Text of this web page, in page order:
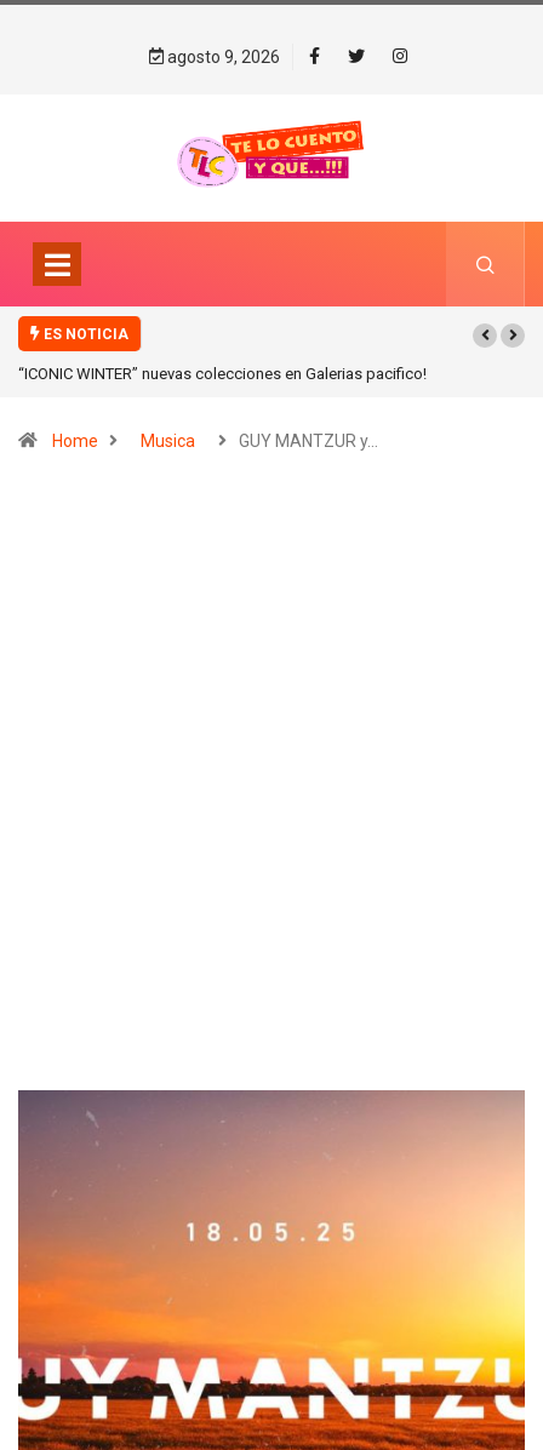
agosto 9, 2026
ES NOTICIA
“ICONIC WINTER” nuevas colecciones en Galerias pacifico!
Home Musica GUY MANTZUR y…